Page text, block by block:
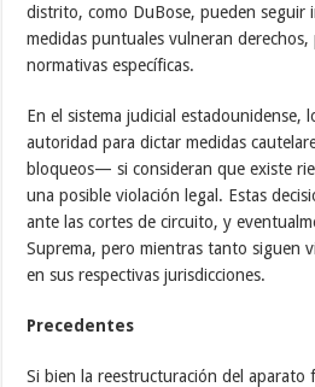
distrito, como DuBose, pueden seguir
medidas puntuales vulneran
normativas específicas.
En el sistema judicial estadounidense,
autoridad para dictar medidas
bloqueos— si consideran que existe
una posible violación legal. Estas
ante las cortes de circuito, y
Suprema, pero mientras tanto siguen
en sus respectivas jurisdicciones.
Precedentes
Si bien la reestructuración del aparato